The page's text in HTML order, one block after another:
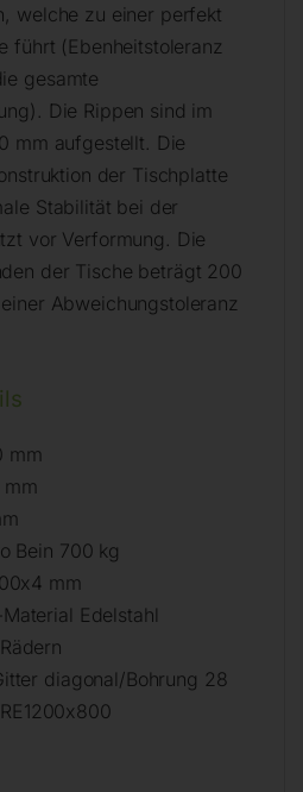
welche zu einer perfekt
führt (Ebenheitstoleranz
gesamte
Die Rippen sind im
mm aufgestellt. Die
der Tischplatte
Stabilität bei der
vor Verformung. Die
der Tische beträgt 200
Abweichungstoleranz
mm
Bein 700 kg
mm
Edelstahl
diagonal/Bohrung 28